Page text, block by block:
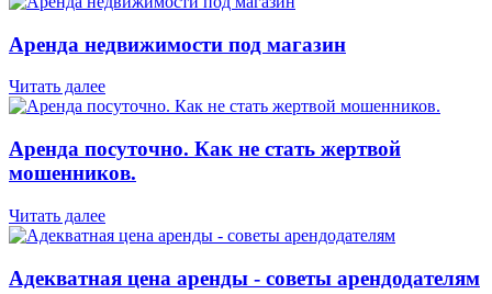
Аренда недвижимости под магазин
Читать далее
Аренда посуточно. Как не стать жертвой
мошенников.
Читать далее
Адекватная цена аренды - советы арендодателям